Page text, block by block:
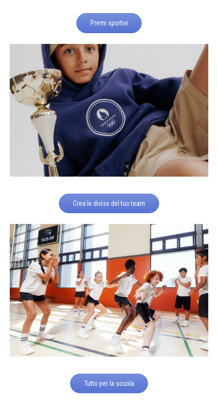
Premi sportivi
Crea le divise del tuo team
Tutto per la scuola